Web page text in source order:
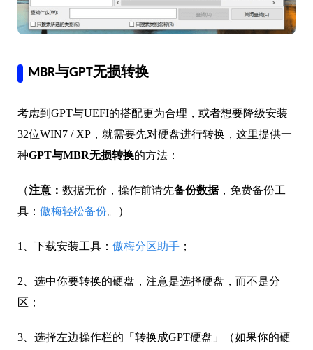
MBR与GPT无损转换
考虑到GPT与UEFI的搭配更为合理，或者想要降级安装
32位WIN7 / XP，就需要先对硬盘进行转换，这里提供一
种GPT与MBR无损转换的方法：
（注意： 数据无价，操作前请先备份数据，免费备份工
具： 傲梅轻松备份。）
1、下载安装工具： 傲梅分区助手 ；
2、选中你要转换的硬盘，注意是选择硬盘，而不是分
区；
3、选择左边操作栏的「转换成GPT硬盘」（如果你的硬